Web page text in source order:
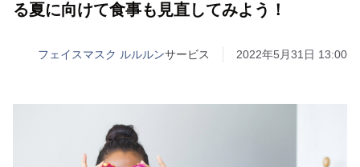
る夏に向けて食事も見直してみよう！
フェイスマスク ルルルンサービス 2022年5月31日 13:00